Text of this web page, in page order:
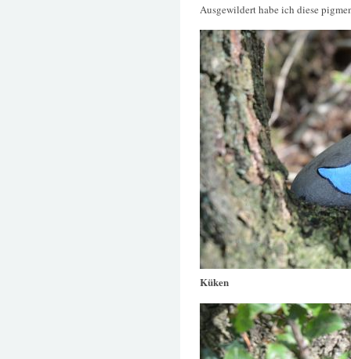
Ausgewildert habe ich diese
Küken